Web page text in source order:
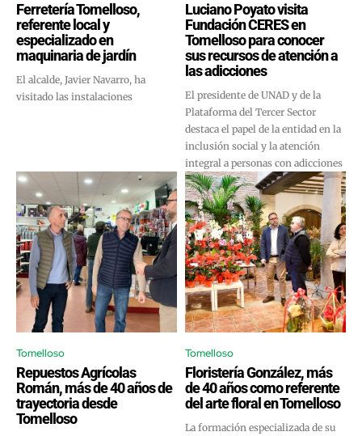
Ferretería Tomelloso,
referente local y
especializado en
maquinaria de jardín
El alcalde, Javier Navarro, ha
visitado las instalaciones
Luciano Poyato visita
Fundación CERES en
Tomelloso para conocer
sus recursos de atención a
las adicciones
El presidente de UNAD y de la
Plataforma del Tercer Sector
destaca el papel de la entidad en la
inclusión social y la atención
integral a personas con adicciones
Tomelloso
Repuestos Agrícolas
Román, más de 40 años de
trayectoria desde
Tomelloso
Tomelloso
Floristería González, más
de 40 años como referente
del arte floral en Tomelloso
La formación especializada de su